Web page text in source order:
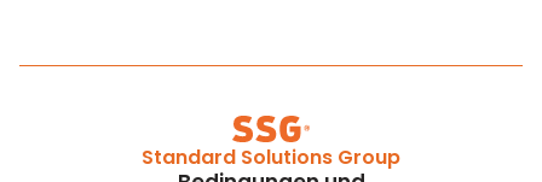
Standard Solutions Group